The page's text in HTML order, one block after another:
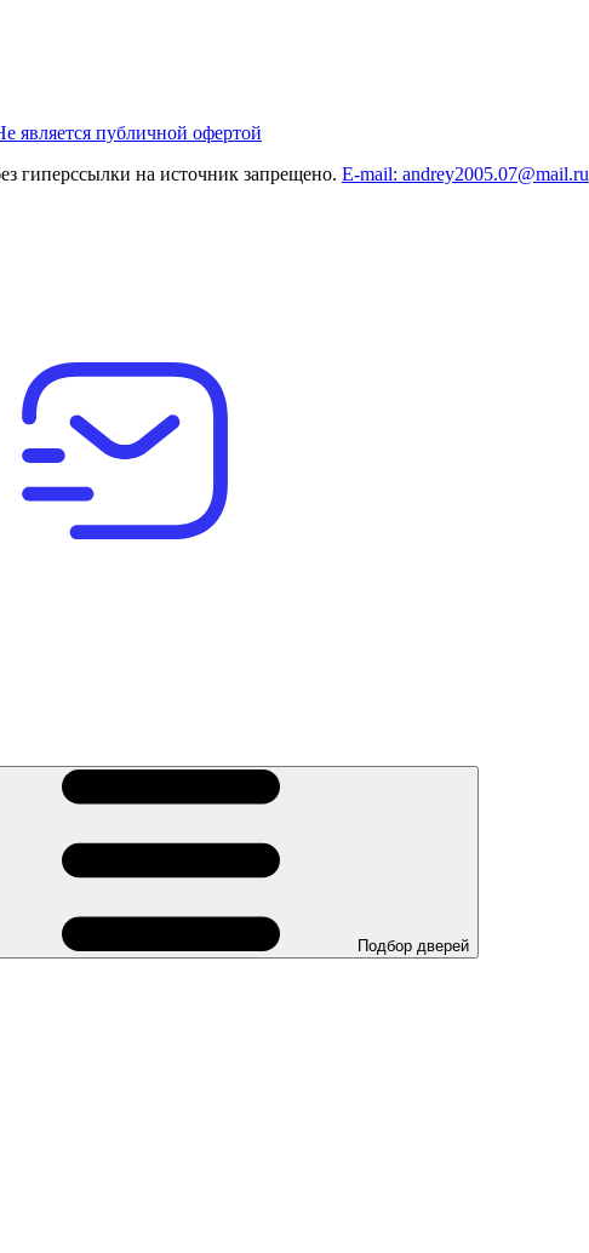
является публичной офертой
гиперссылки на источник запрещено. E-mail: andrey2005.07@mail.ru
Подбор дверей